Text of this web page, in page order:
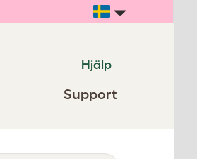
Hjälp
Support